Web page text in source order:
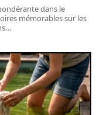
dans le
mémorables sur les
…